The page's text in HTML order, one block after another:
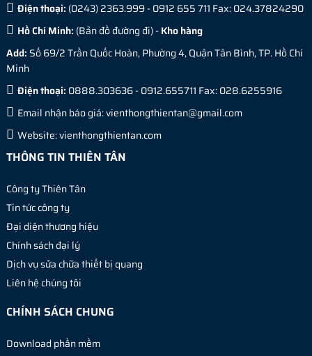
Điện thoại: (0243) 2363.999 - 0912 655 711 Fax: 024.37824290
Hồ Chí Minh: (Bản đồ đường đi) -Kho hàng
Add: Số 69/2 Trần Quốc Hoàn, Phường 4, Quận Tân Bình, TP. Hồ Chí
Minh
Điện thoại: 0888.303636 - 0912.655711 Fax: 028.6255916
Email nhận báo giá:vienthongthientan@gmail.com
Website:vienthongthientan.com
THÔNG TIN THIÊN TÂN
Công ty Thiên Tân
Tin tức công ty
Đại diện thương hiệu
Chính sách đại lý
Dịch vụ sửa chữa thiết bị quang
Liên hệ chúng tôi
CHÍNH SÁCH CHUNG
Download phần mềm